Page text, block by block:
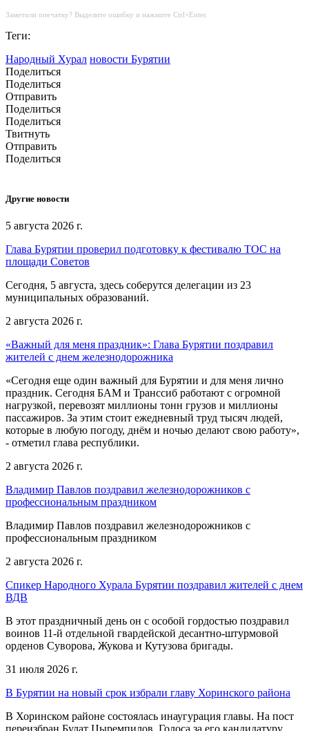
Заметили опечатку? Выделите ошибку и нажмите Ctrl+Enter.
Теги:
Народный Хурал новости Бурятии
Поделиться
Поделиться
Отправить
Поделиться
Поделиться
Твитнуть
Отправить
Поделиться
Другие новости
5 августа 2026 г.
Глава Бурятии проверил подготовку к фестивалю ТОС на
площади Советов
Сегодня, 5 августа, здесь соберутся делегации из 23
муниципальных образований.
2 августа 2026 г.
«Важный для меня праздник»: Глава Бурятии поздравил
жителей с днем железнодорожника
«Сегодня еще один важный для Бурятии и для меня лично
праздник. Сегодня БАМ и Транссиб работают с огромной
нагрузкой, перевозят миллионы тонн грузов и миллионы
пассажиров. За этим стоит ежедневный труд тысяч людей,
которые в любую погоду, днём и ночью делают свою работу»,
- отметил глава республики.
2 августа 2026 г.
Владимир Павлов поздравил железнодорожников с
профессиональным праздником
Владимир Павлов поздравил железнодорожников с
профессиональным праздником
2 августа 2026 г.
Спикер Народного Хурала Бурятии поздравил жителей с днем
ВДВ
В этот праздничный день он с особой гордостью поздравил
воинов 11-й отдельной гвардейской десантно-штурмовой
орденов Суворова, Жукова и Кутузова бригады.
31 июля 2026 г.
В Бурятии на новый срок избрали главу Хоринского района
В Хоринском районе состоялась инаугурация главы. На пост
переизбран Булат Цыремпилов. Голоса за его кандидатуру